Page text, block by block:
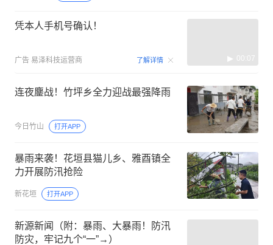
凭本人手机号确认！
广告 易泽科技运营商 了解详情 00:07
连夜鏖战！竹坪乡全力迎战最强降雨
今日竹山 打开APP
暴雨来袭！花垣县猫儿乡、雅酉镇全
力开展防汛抢险
新花垣 打开APP
新源新闻（附：暴雨、大暴雨！防汛
防灾，牢记九个“一”→）